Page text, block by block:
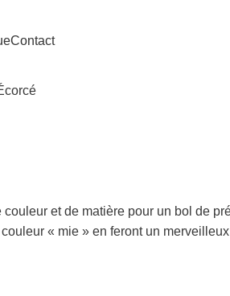
Contact
couleur et de matière pour un bol de
« mie » en feront un